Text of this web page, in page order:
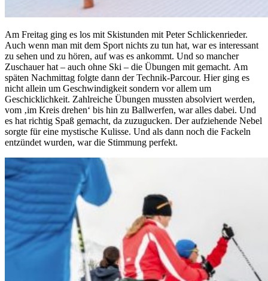
Am Freitag ging es los mit Skistunden mit Peter Schlickenrieder.
Auch wenn man mit dem Sport nichts zu tun hat, war es interessant
zu sehen und zu hören, auf was es ankommt. Und so mancher
Zuschauer hat – auch ohne Ski – die Übungen mit gemacht. Am
späten Nachmittag folgte dann der Technik-Parcour. Hier ging es
nicht allein um Geschwindigkeit sondern vor allem um
Geschicklichkeit. Zahlreiche Übungen mussten absolviert werden,
vom ‚im Kreis drehen‘ bis hin zu Ballwerfen, war alles dabei. Und
es hat richtig Spaß gemacht, da zuzugucken. Der aufziehende Nebel
sorgte für eine mystische Kulisse. Und als dann noch die Fackeln
entzündet wurden, war die Stimmung perfekt.